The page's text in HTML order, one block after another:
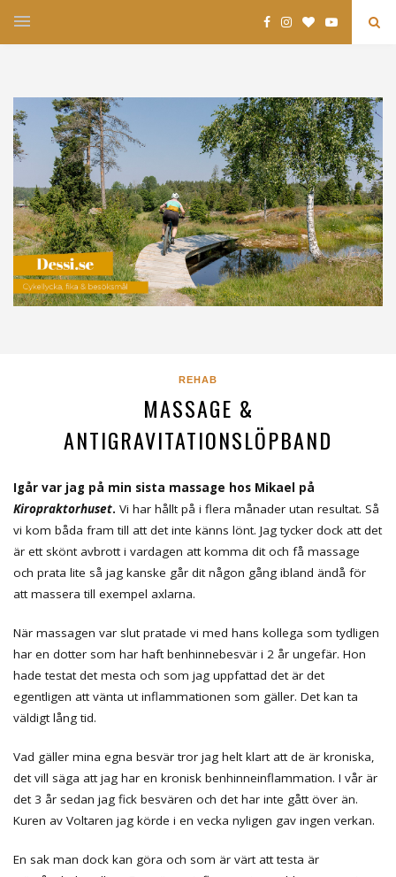
REHAB
MASSAGE &
ANTIGRAVITATIONSLÖPBAND
Igår var jag på min sista massage hos Mikael på
Kiropraktorhuset. Vi har hållt på i flera månader utan resultat. Så
vi kom båda fram till att det inte känns lönt. Jag tycker dock att det
är ett skönt avbrott i vardagen att komma dit och få massage
och prata lite så jag kanske går dit någon gång ibland ändå för
att massera till exempel axlarna.
När massagen var slut pratade vi med hans kollega som tydligen
har en dotter som har haft benhinnebesvär i 2 år ungefär. Hon
hade testat det mesta och som jag uppfattad det är det
egentligen att vänta ut inflammationen som gäller. Det kan ta
väldigt lång tid.
Vad gäller mina egna besvär tror jag helt klart att de är kroniska,
det vill säga att jag har en kronisk benhinneinflammation. I vår är
det 3 år sedan jag fick besvären och det har inte gått över än.
Kuren av Voltaren jag körde i en vecka nyligen gav ingen verkan.
En sak man dock kan göra och som är värt att testa är